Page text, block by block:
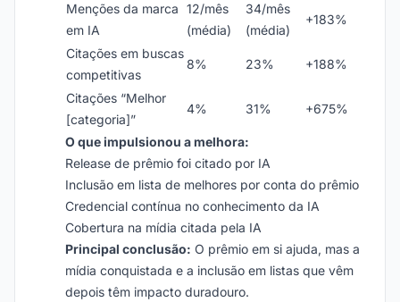
Menções da marca
em IA
12/mês
(média)
34/mês
(média)
+183%
Citações em buscas
competitivas
8% 23% +188%
Citações “Melhor
[categoria]”
4% 31% +675%
O que impulsionou a melhora:
Release de prêmio foi citado por IA
Inclusão em lista de melhores por conta do prêmio
Credencial contínua no conhecimento da IA
Cobertura na mídia citada pela IA
Principal conclusão: O prêmio em si ajuda, mas a
mídia conquistada e a inclusão em listas que vêm
depois têm impacto duradouro.